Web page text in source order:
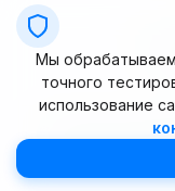
© 2025–2026
Мы
точного
использование